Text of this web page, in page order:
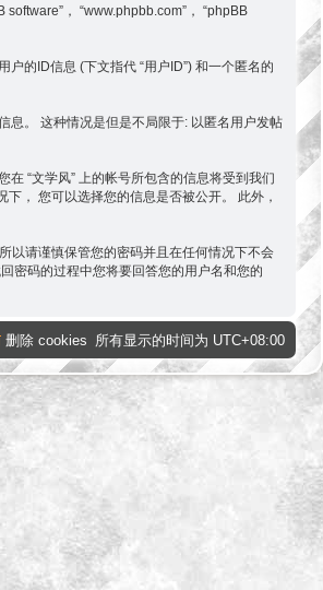
software”， “www.phpbb.com”， “phpBB
的ID信息 (下文指代 “用户ID”) 和一个匿名的
息。 这种情况是但是不局限于: 以匿名用户发帖
“文学风” 上的帐号所包含的信息将受到我们
， 您可以选择您的信息是否被公开。 此外，
以请谨慎保管您的密码并且在任何情况下不会
密码的过程中您将要回答您的用户名和您的
所有显示的时间为 UTC+08:00
删除 cookies